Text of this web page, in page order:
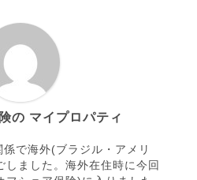
の マイプロパティ
で海外(ブラジル・アメリ
しました。海外在住時に今回